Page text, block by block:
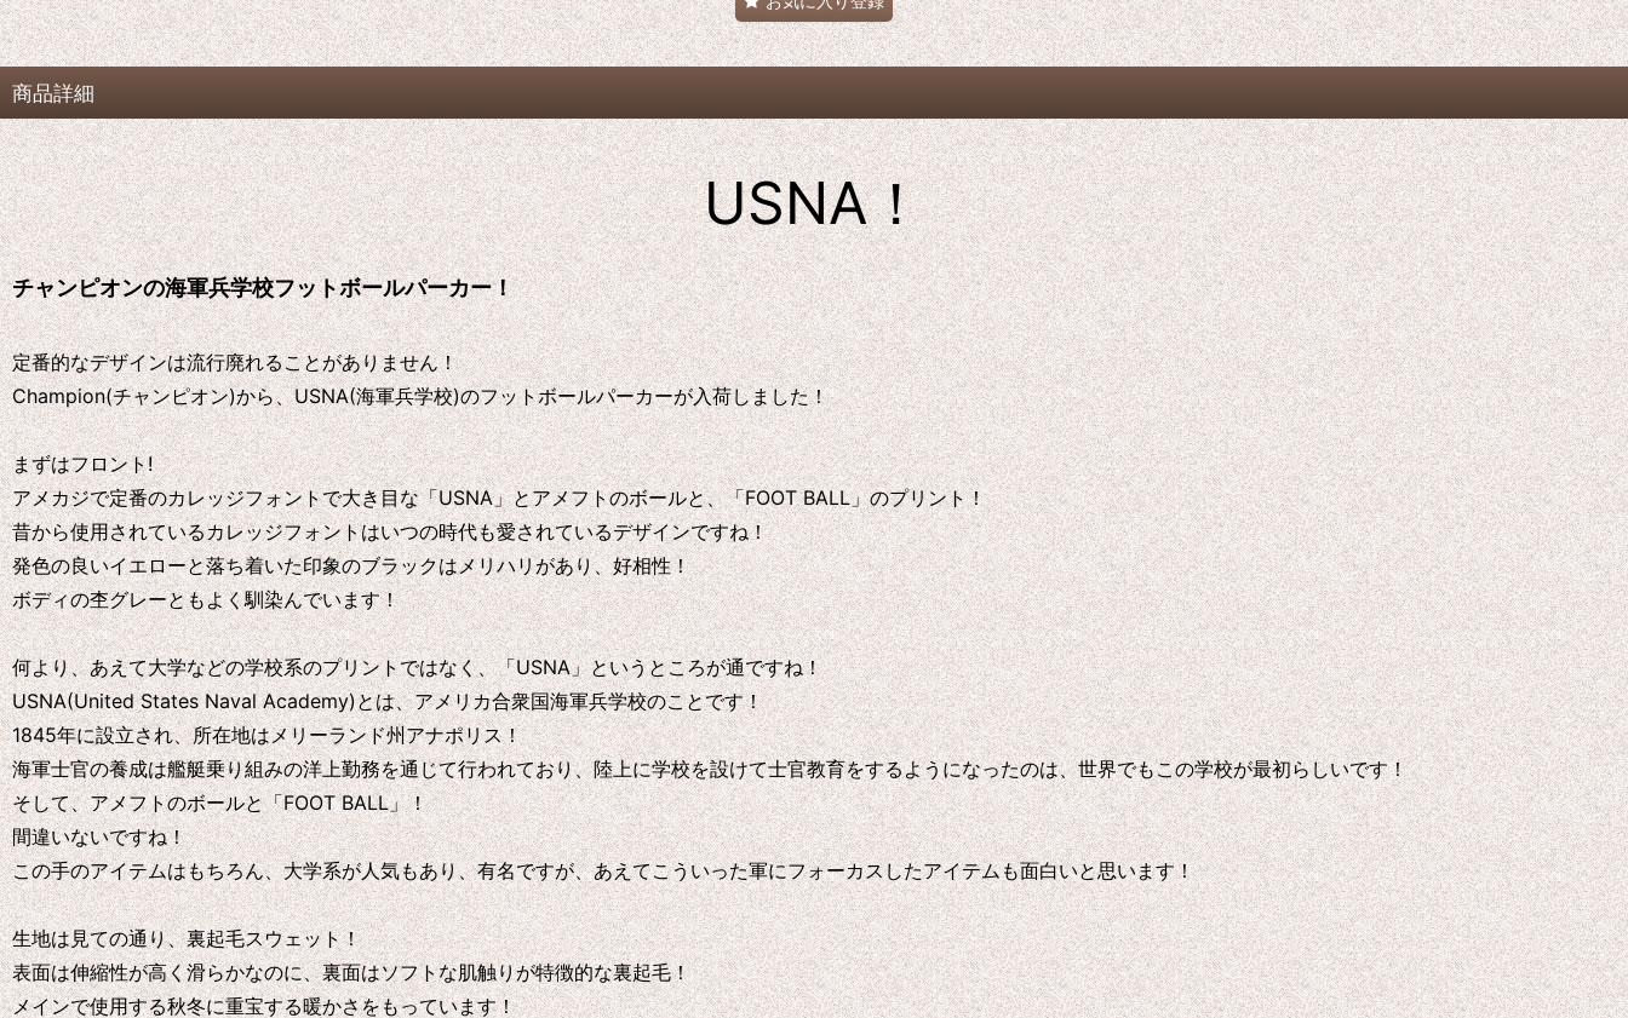
商品詳細
USNA！
チャンピオンの海軍兵学校フットボールパーカー！
定番的なデザインは流行廃れることがありません！
Champion(チャンピオン)から、USNA(海軍兵学校)のフットボールパーカーが入荷しました！
まずはフロント!
アメカジで定番のカレッジフォントで大き目な「USNA」とアメフトのボールと、「FOOT BALL」のプリント！
昔から使用されているカレッジフォントはいつの時代も愛されているデザインですね！
発色の良いイエローと落ち着いた印象のブラックはメリハリがあり、好相性！
ボディの杢グレーともよく馴染んでいます！
何より、あえて大学などの学校系のプリントではなく、「USNA」というところが通ですね！
USNA(United States Naval Academy)とは、アメリカ合衆国海軍兵学校のことです！
1845年に設立され、所在地はメリーランド州アナポリス！
海軍士官の養成は艦艇乗り組みの洋上勤務を通じて行われており、陸上に学校を設けて士官教育をするようになったのは、世界でもこの学校が最初らしいです！
そして、アメフトのボールと「FOOT BALL」！
間違いないですね！
この手のアイテムはもちろん、大学系が人気もあり、有名ですが、あえてこういった軍にフォーカスしたアイテムも面白いと思います！
生地は見ての通り、裏起毛スウェット！
表面は伸縮性が高く滑らかなのに、裏面はソフトな肌触りが特徴的な裏起毛！
メインで使用する秋冬に重宝する暖かさをもっています！